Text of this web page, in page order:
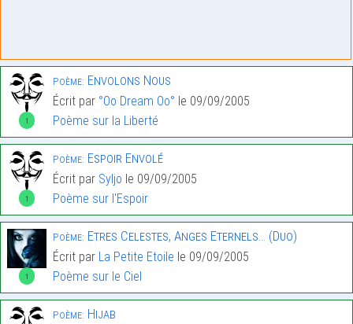
1
Poème: Envolons Nous
Écrit par °Oo Dream Oo° le 09/09/2005
Poème sur la Liberté
1
Poème: Espoir Envolé
Écrit par Syljo le 09/09/2005
Poème sur l'Espoir
1
Poème: Etres Celestes, Anges Eternels… (Duo)
Écrit par La Petite Etoile le 09/09/2005
Poème sur le Ciel
Poème: Hijab